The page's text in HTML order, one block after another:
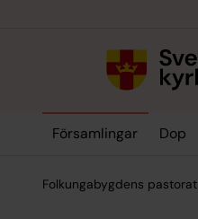
Församlingar Dop
Folkungabygdens pastorat